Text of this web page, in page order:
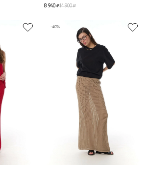
8 940 ₽14 900 ₽
-40%